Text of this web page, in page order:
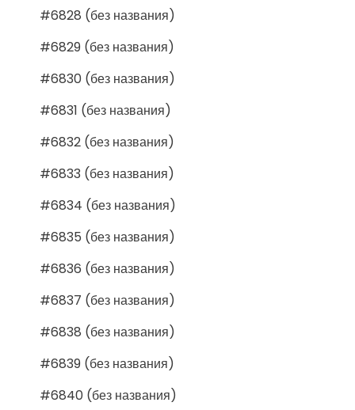
#6828 (без названия)
#6829 (без названия)
#6830 (без названия)
#6831 (без названия)
#6832 (без названия)
#6833 (без названия)
#6834 (без названия)
#6835 (без названия)
#6836 (без названия)
#6837 (без названия)
#6838 (без названия)
#6839 (без названия)
#6840 (без названия)